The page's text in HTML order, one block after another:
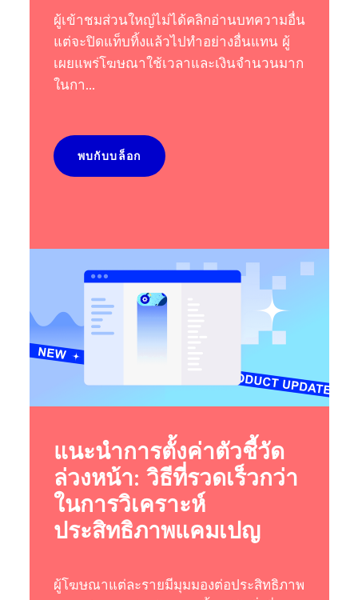
ผู้เข้าชมส่วนใหญ่ไม่ได้คลิกอ่านบทความอื่น
แต่จะปิดแท็บทิ้งแล้วไปทำอย่างอื่นแทน ผู้
เผยแพร่โฆษณาใช้เวลาและเงินจำนวนมาก
ในกา...
พบกับบล็อก
แนะนำการตั้งค่าตัวชี้วัด
ล่วงหน้า: วิธีที่รวดเร็วกว่า
ในการวิเคราะห์
ประสิทธิภาพแคมเปญ
ผู้โฆษณาแต่ละรายมีมุมมองต่อประสิทธิภาพ